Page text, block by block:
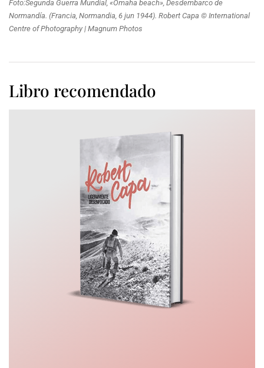
Foto:Segunda Guerra Mundial, «Omaha beach», Desdembarco de
Normandía. (Francia, Normandia, 6 jun 1944). Robert Capa © International
Centre of Photography | Magnum Photos
Libro recomendado